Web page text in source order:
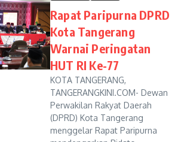
Rapat Paripurna DPRD
Kota Tangerang
Warnai Peringatan
HUT RI Ke-77
KOTA TANGERANG,
TANGERANGKINI.COM- Dewan
Perwakilan Rakyat Daerah
(DPRD) Kota Tangerang
menggelar Rapat Paripurna